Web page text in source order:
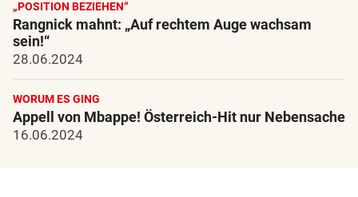
„POSITION BEZIEHEN“
Rangnick mahnt: „Auf rechtem Auge wachsam
sein!“
28.06.2024
WORUM ES GING
Appell von Mbappe! Österreich-Hit nur Nebensache
16.06.2024